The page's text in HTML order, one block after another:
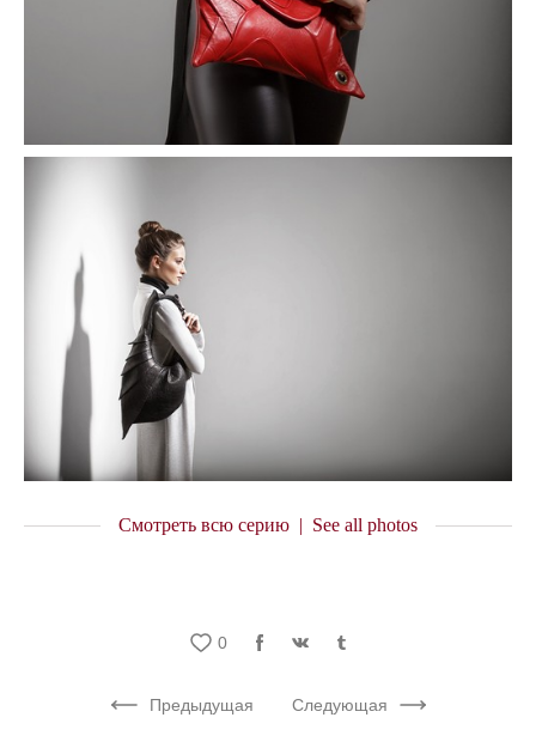
Смотреть всю серию | See all photos
0
Предыдущая Следующая